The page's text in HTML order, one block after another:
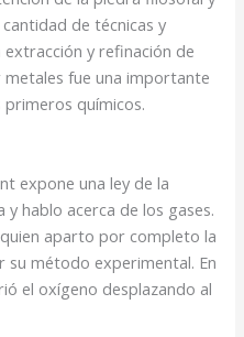
de técnicas y
extracción y refinación de
fue una importante
químicos.
expone una ley de la
y hablo acerca de los gases.
aparto por completo la
su método experimental. En
el oxígeno desplazando al